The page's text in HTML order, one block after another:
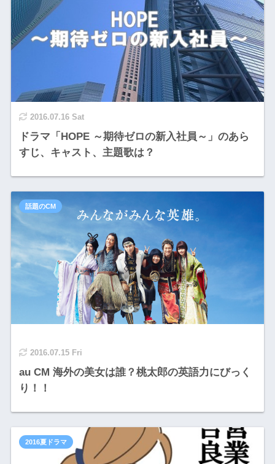
2016.07.16 Sat
ドラマ「HOPE ～期待ゼロの新入社員～」のあら
すじ、キャスト、主題歌は？
2016.07.15 Fri
au CM 海外の美女は誰？桃太郎の英語力にびっく
り！！
話題のCM
2016夏ドラマ